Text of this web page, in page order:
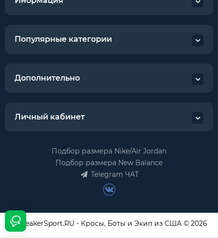
Популярные категории
Дополнительно
Личный кабинет
Подбор размера Nike/Air Jordan
Подбор размера New Balance
Telegram ЧАТ
USneakerSport.RU - Кросы, Боты и Экип из США © 2026